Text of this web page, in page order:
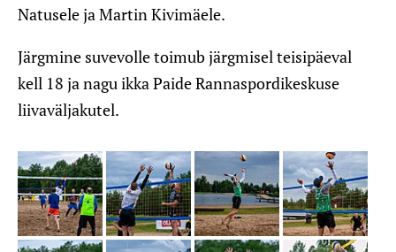
Natusele ja Martin Kivimäele.
Järgmine suvevolle toimub järgmisel teisipäeval
kell 18 ja nagu ikka Paide Rannaspordikeskuse
liivaväljakutel.